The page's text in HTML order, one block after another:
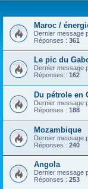
Maroc /
Dernier message
Réponses : 361
Le pic du
Dernier message
Réponses : 162
Du pétrole en
Dernier message
Réponses : 188
Mozambique
Dernier message
Réponses : 240
Angola
Dernier message
Réponses : 253